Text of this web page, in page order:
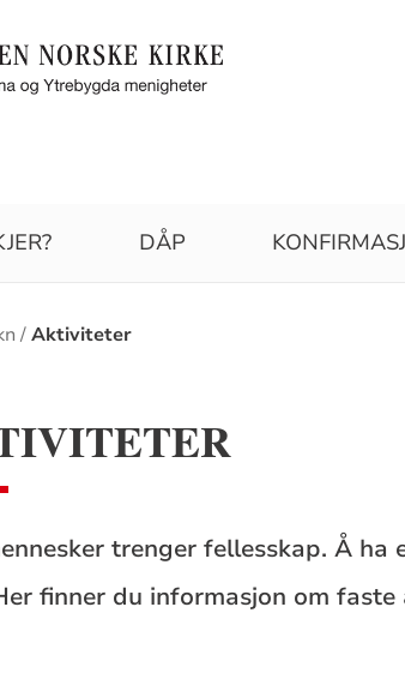
DÅP
Aktiviteter
trenger fellesskap. Å ha
finner du informasjon om